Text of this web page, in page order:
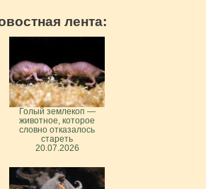
лента:
Голый землекоп —
животное, которое
словно отказалось
стареть
20.07.2026